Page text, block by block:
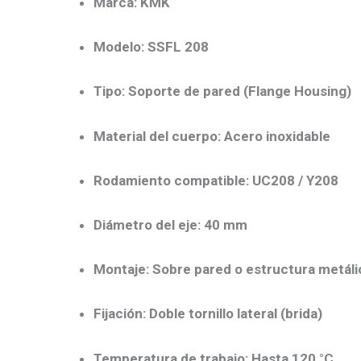
Modelo:SSFL 208
Tipo:Soporte de pared (Flange Housing)
Material del cuerpo:Acero inoxidable
Rodamiento compatible:UC208 / Y208
Diámetro del eje:40 mm
Montaje:Sobre pared o estructura
Fijación:Doble tornillo lateral (brida)